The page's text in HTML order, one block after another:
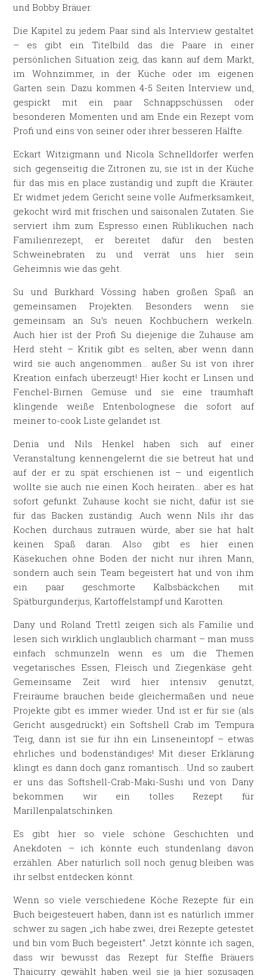
und Bobby Bräuer.
Die Kapitel zu jedem Paar sind als Interview gestaltet
– es gibt ein Titelbild das die Paare in einer
persönlichen Situation zeig, das kann auf dem Markt,
im Wohnzimmer, in der Küche oder im eigenen
Garten sein. Dazu kommen 4-5 Seiten Interview und,
gespickt mit ein paar Schnappschüssen oder
besonderen Momenten und am Ende ein Rezept vom
Profi und eins von seiner oder ihrer besseren Hälfte.
Eckart Witzigmann und Nicola Schnelldorfer werfen
sich gegenseitig die Zitronen zu, sie ist in der Küche
für das mis en place zuständig und zupft die Kräuter.
Er widmet jedem Gericht seine volle Aufmerksamkeit,
gekocht wird mit frischen und saisonalen Zutaten. Sie
serviert ihm zum Espresso einen Rüblikuchen nach
Familienrezept, er bereitet dafür den besten
Schweinebraten zu und verrät uns hier sein
Geheimnis wie das geht.
Su und Burkhard Vössing haben großen Spaß an
gemeinsamen Projekten. Besonders wenn sie
gemeinsam an Su’s neuen Kochbüchern werkeln.
Auch hier ist der Profi Su diejenige die Zuhause am
Herd steht – Kritik gibt es selten, aber wenn dann
wird sie auch angenommen… außer Su ist von ihrer
Kreation einfach überzeugt! Hier kocht er Linsen und
Fenchel-Birnen Gemüse und sie eine traumhaft
klingende weiße Entenbolognese die sofort auf
meiner to-cook Liste gelandet ist.
Denia und Nils Henkel haben sich auf einer
Veranstaltung kennengelernt die sie betreut hat und
auf der er zu spät erschienen ist – und eigentlich
wollte sie auch nie einen Koch heiraten… aber es hat
sofort gefunkt. Zuhause kocht sie nicht, dafür ist sie
für das Backen zuständig. Auch wenn Nils ihr das
Kochen durchaus zutrauen würde, aber sie hat halt
keinen Spaß daran. Also gibt es hier einen
Käsekuchen ohne Boden der nicht nur ihren Mann,
sondern auch sein Team begeistert hat und von ihm
ein paar geschmorte Kalbsbäckchen mit
Spätburgunderjus, Kartoffelstampf und Karotten.
Dany und Roland Trettl zeigen sich als Familie und
lesen sich wirklich unglaublich charmant – man muss
einfach schmunzeln wenn es um die Themen
vegetarisches Essen, Fleisch und Ziegenkäse geht.
Gemeinsame Zeit wird hier intensiv genutzt,
Freiräume brauchen beide gleichermaßen und neue
Projekte gibt es immer wieder. Und ist er für sie (als
Gericht ausgedrückt) ein Softshell Crab im Tempura
Teig, dann ist sie für ihn ein Linseneintopf – etwas
ehrliches und bodenständiges! Mit dieser Erklärung
klingt es dann doch ganz romantisch… Und so zaubert
er uns das Softshell-Crab-Maki-Sushi und von Dany
bekommen wir ein tolles Rezept für
Marillenpalatschinken.
Es gibt hier so viele schöne Geschichten und
Anekdoten – ich könnte euch stundenlang davon
erzählen. Aber natürlich soll noch genug bleiben was
ihr selbst entdecken könnt.
Wenn so viele verschiedene Köche Rezepte für ein
Buch beigesteuert haben, dann ist es natürlich immer
schwer zu sagen „ich habe zwei, drei Rezepte getestet
und bin vom Buch begeistert“. Jetzt könnte ich sagen,
dass wir bewusst das Rezept für Steffie Bräuers
Thaicurry gewählt haben weil sie ja hier sozusagen